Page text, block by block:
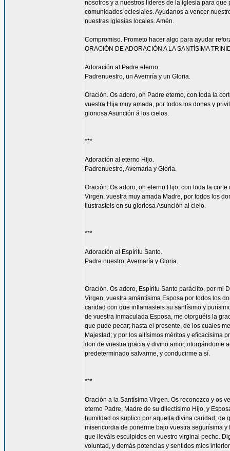
nosotros y a nuestros líderes de la iglesia para
comunidades eclesiales. Ayúdanos a vencer
nuestras iglesias locales. Amén.
Compromiso. Prometo hacer algo para ayudar
ORACIÓN DE ADORACIÓN A LA SANTÍSIMA
Adoración al Padre eterno.
Padrenuestro, un Avemría y un Gloria.
Oración. Os adoro, oh Padre eterno, con toda la
vuestra Hija muy amada, por todos los dones y
gloriosa Asunción á los cielos.
***
Adoración al eterno Hijo.
Padrenuestro, Avemaría y Gloria.
Oración: Os adoro, oh eterno Hijo, con toda la
Virgen, vuestra muy amada Madre, por todos los
ilustrasteis en su gloriosa Asunción al cielo.
***
Adoración al Espíritu Santo.
Padre nuestro, Avemaría y Gloria.
Oración. Os adoro, Espíritu Santo paráclito, por mi
Virgen, vuestra amántísima Esposa por todos los
caridad con que inflamasteis su santísimo y
de vuestra inmaculada Esposa, me otorguéis la
que pude pecar; hasta el presente, de los cuales
Majestad; y por los altísimos méritos y eficacísima
don de vuestra gracia y divino amor, otorgándome
predeterminado salvarme, y conducirme a sí.
***
Oración a la Santísima Virgen. Os reconozco y os
eterno Padre, Madre de su dilectísimo Hijo, y
humildad os suplico por aquella divina caridad; de
misericordia de ponerme bajo vuestra segurísima
que lleváis esculpidos en vuestro virginal pecho.
voluntad, y demás potencias y sentidos míos